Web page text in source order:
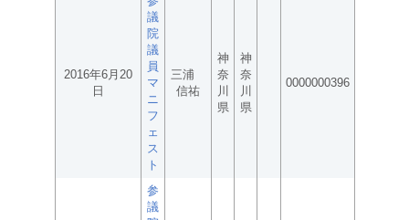
2016年6月20
日
議
院
議
員
マ
ニ
フ
ェ
ス
ト
三浦
信祐
神
奈
川
県
神
奈
川
県
0000000396
参
議